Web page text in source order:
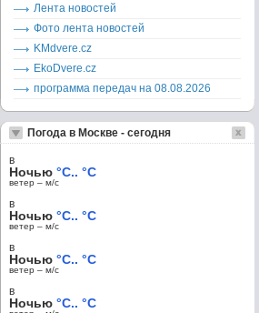
Лента новостей
Фото лента новостей
KMdvere.cz
EkoDvere.cz
программа передач на 08.08.2026
Погода в Москве - сегодня
в
Ночью °C.. °C
ветер – м/c
в
Ночью °C.. °C
ветер – м/c
в
Ночью °C.. °C
ветер – м/c
в
Ночью °C.. °C